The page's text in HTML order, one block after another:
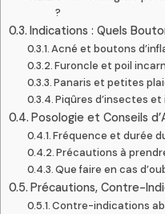
?
Indications : Quels
Acné et boutons
Furoncle et poil
Panaris et petites
Piqûres d’insectes
Posologie et Conseils
Fréquence et durée
Précautions à
Que faire en cas
Précautions, Contre-
Contre-indications